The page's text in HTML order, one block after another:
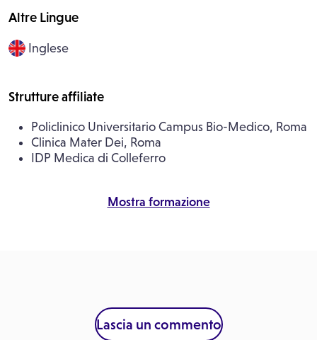
Altre Lingue
Inglese
Strutture affiliate
Policlinico Universitario Campus Bio-Medico, Roma
Clinica Mater Dei, Roma
IDP Medica di Colleferro
Mostra formazione
Lascia un commento